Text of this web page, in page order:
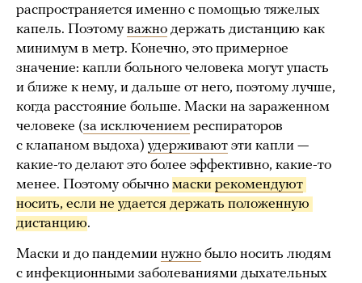
распространяется именно с помощью тяжелых
капель. Поэтомуважно держать дистанцию как
минимум в метр. Конечно, это примерное
значение: капли больного человека могут упасть
и ближе к нему, и дальше от него, поэтому лучше,
когда расстояние больше. Маски на зараженном
человеке (за исключением респираторов
с клапаном выдоха) удерживают эти капли —
какие-то делают это более эффективно, какие-то
менее. Поэтому обычно маски рекомендуют
носить, если не удается держать положенную
дистанцию.
Маски и до пандемии нужно было носить людям
с инфекционными заболеваниями дыхательных